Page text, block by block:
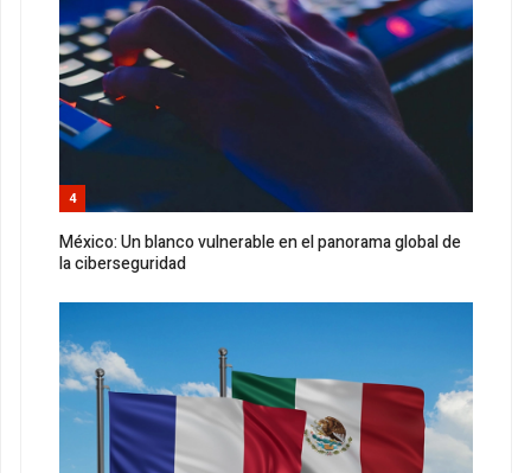
4
México: Un blanco vulnerable en el panorama global de
la ciberseguridad